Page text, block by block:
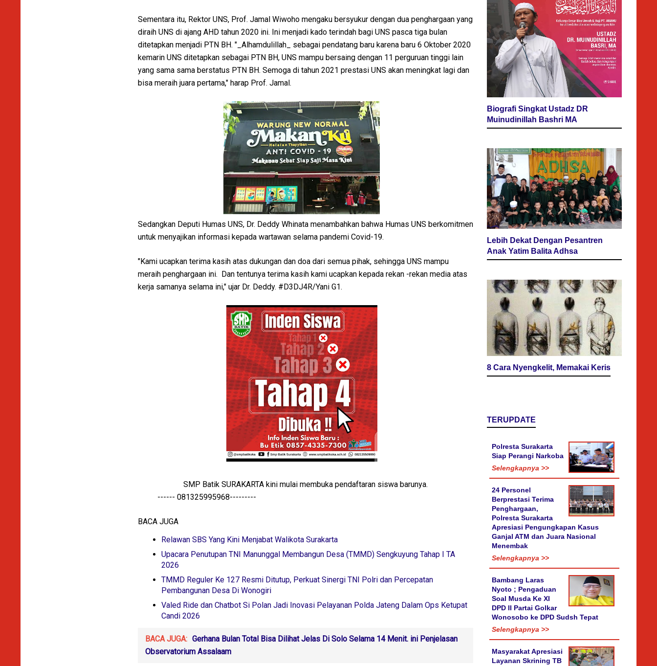
Sementara itu, Rektor UNS, Prof. Jamal Wiwoho mengaku bersyukur dengan dua penghargaan yang
diraih UNS di ajang AHD tahun 2020 ini. Ini menjadi kado terindah bagi UNS pasca tiga bulan
ditetapkan menjadi PTN BH. "_Alhamdulillah_ sebagai pendatang baru karena baru 6 Oktober 2020
kemarin UNS ditetapkan sebagai PTN BH, UNS mampu bersaing dengan 11 perguruan tinggi lain
yang sama sama berstatus PTN BH. Semoga di tahun 2021 prestasi UNS akan meningkat lagi dan
bisa meraih juara pertama," harap Prof. Jamal.
Sedangkan Deputi Humas UNS, Dr. Deddy Whinata menambahkan bahwa Humas UNS berkomitmen
untuk menyajikan informasi kepada wartawan selama pandemi Covid-19.
"Kami ucapkan terima kasih atas dukungan dan doa dari semua pihak, sehingga UNS mampu
meraih penghargaan ini. Dan tentunya terima kasih kami ucapkan kepada rekan -rekan media atas
kerja samanya selama ini," ujar Dr. Deddy. #D3DJ4R/Yani G1.
SMP Batik SURAKARTA kini mulai membuka pendaftaran siswa barunya.
------ 081325995968---------
BACA JUGA
Relawan SBS Yang Kini Menjabat Walikota Surakarta
Upacara Penutupan TNI Manunggal Membangun Desa (TMMD) Sengkuyung Tahap I TA
2026
TMMD Reguler Ke 127 Resmi Ditutup, Perkuat Sinergi TNI Polri dan Percepatan
Pembangunan Desa Di Wonogiri
Valed Ride dan Chatbot Si Polan Jadi Inovasi Pelayanan Polda Jateng Dalam Ops Ketupat
Candi 2026
BACA JUGA: Gerhana Bulan Total Bisa Dilihat Jelas Di Solo Selama 14 Menit. ini Penjelasan
Observatorium Assalaam
Biografi Singkat Ustadz DR
Muinudinillah Bashri MA
Lebih Dekat Dengan Pesantren
Anak Yatim Balita Adhsa
8 Cara Nyengkelit, Memakai Keris
TERUPDATE
Polresta Surakarta
Siap Perangi Narkoba
Selengkapnya >>
24 Personel
Berprestasi Terima
Penghargaan,
Polresta Surakarta
Apresiasi Pengungkapan Kasus
Ganjal ATM dan Juara Nasional
Menembak
Selengkapnya >>
Bambang Laras
Nyoto ; Pengaduan
Soal Musda Ke XI
DPD II Partai Golkar
Wonosobo ke DPD Sudsh Tepat
Selengkapnya >>
Masyarakat Apresiasi
Layanan Skrining TB